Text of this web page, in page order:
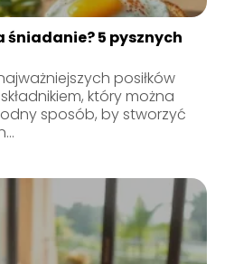
śniadanie? 5 pysznych
posiłków
który można
sposób, by stworzyć